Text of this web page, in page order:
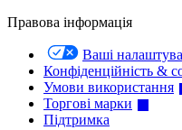
Правова інформація
Ваші
Конфіденційність &
Умови використання
Торгові марки
Підтримка